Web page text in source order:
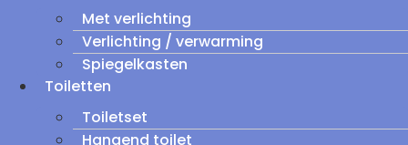
Met verlichting
Verlichting / verwarming
Spiegelkasten
Toiletten
Toiletset
Hangend toilet